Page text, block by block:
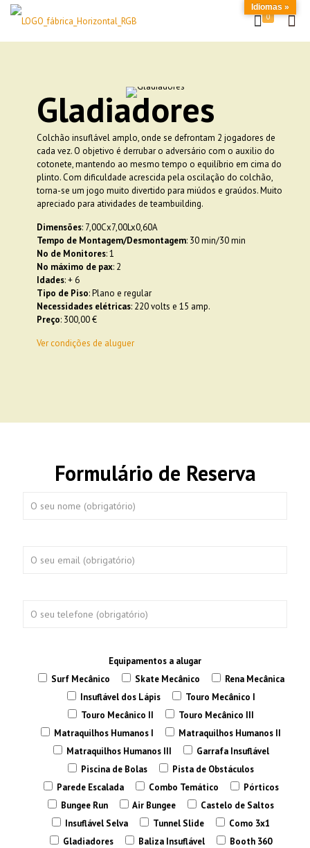
0
Gladiadores
Colchão insuflável amplo, onde se defrontam 2 jogadores de
cada vez. O objetivo é derrubar o adversário com o auxilio do
cotonete, mantendo ao mesmo tempo o equilíbrio em cima do
plinto. Com dificuldade acrescida pela oscilação do colchão,
torna-se um jogo muito divertido para miúdos e graúdos. Muito
apreciado para atividades de teambuilding.
Dimensões: 7,00Cx7,00Lx0,60A
Tempo de Montagem/Desmontagem: 30 min/30 min
No de Monitores: 1
No máximo de pax: 2
Idades: + 6
Tipo de Piso: Plano e regular
Necessidades elétricas: 220 volts e 15 amp.
Preço: 300,00 €
Ver condições de aluguer
Formulário de Reserva
Equipamentos a alugar
Surf Mecânico
Skate Mecânico
Rena Mecânica
Insuflável dos Lápis
Touro Mecânico I
Touro Mecânico II
Touro Mecânico III
Matraquilhos Humanos I
Matraquilhos Humanos II
Matraquilhos Humanos III
Garrafa Insuflável
Piscina de Bolas
Pista de Obstáculos
Parede Escalada
Combo Temático
Pórticos
Bungee Run
Air Bungee
Castelo de Saltos
Insuflável Selva
Tunnel Slide
Como 3x1
Gladiadores
Baliza Insuflável
Booth 360
Idiomas »